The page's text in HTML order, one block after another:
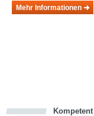
Mehr Informationen